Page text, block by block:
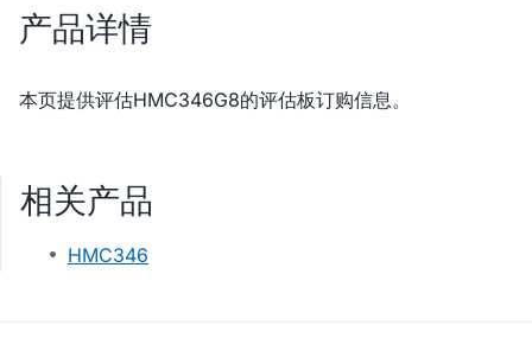
产品详情
本页提供评估HMC346G8的评估板订购信息。
相关产品
HMC346